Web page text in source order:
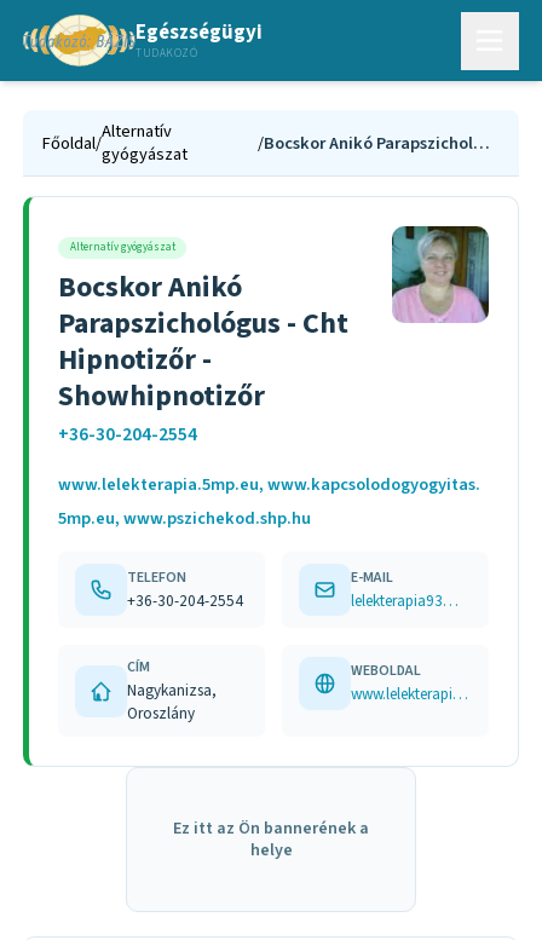
Egészségügyi
TUDAKOZÓ
Főoldal/Alternatív
gyógyászat
/ Bocskor Anikó Parapszichológus - Cht Hipnotizőr - Showhipnotizőr
Alternatív gyógyászat
Bocskor Anikó
Parapszichológus - Cht
Hipnotizőr -
Showhipnotizőr
+36-30-204-2554
www.lelekterapia.5mp.eu, www.kapcsolodogyogyitas.
5mp.eu, www.pszichekod.shp.hu
TELEFON
+36-30-204-2554
E-MAIL
lelekterapia93@gmail.com,
CÍM
Nagykanizsa,
Oroszlány
WEBOLDAL
www.lelekterapia.5mp.eu, www.kapcsolodogyogyitas.5mp.eu, www.pszichekod.shp.hu
Ez itt az Ön bannerének a
helye